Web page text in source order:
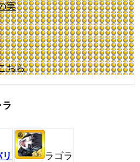
実
ちら
ラゴラ